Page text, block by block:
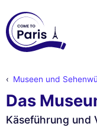
Museen und
Das
Käseführung und